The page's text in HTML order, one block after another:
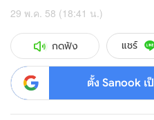
29 พ.ค. 58 (18:41 น.)
กดฟัง แชร์
ตั้ง Sanook เ